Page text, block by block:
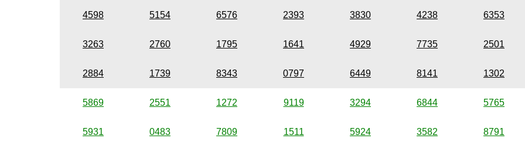
4598 5154 6576 2393 3830 4238 6353
3263 2760 1795 1641 4929 7735 2501
2884 1739 8343 0797 6449 8141 1302
5869 2551 1272 9119 3294 6844 5765
5931 0483 7809 1511 5924 3582 8791